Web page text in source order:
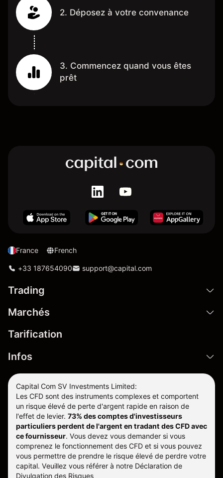
2. Déposez à votre convenance
3. Commencez quand vous êtes
prêt
France French
+33 187654090 support@capital.com
Trading
Marchés
Tarification
Infos
Capital Com SV Investments Limited:
Les CFD sont des instruments complexes et comportent
un risque élevé de perte d'argent rapide en raison de
l'effet de levier. 73% des comptes d'investisseurs
particuliers perdent de l'argent en tradant des CFD avec
ce fournisseur. Vous devez vous demander si vous
comprenez le fonctionnement des CFD et si vous pouvez
vous permettre de prendre le risque élevé de perdre votre
capital. Veuillez vous référer à notre Déclaration de
Divulgation des Risques